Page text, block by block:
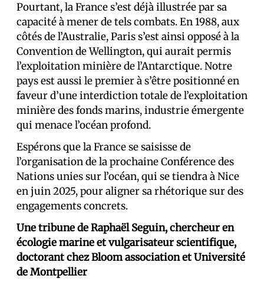
Pourtant, la France s’est déjà illustrée par sa
capacité à mener de tels combats. En 1988, aux
côtés de l’Australie, Paris s’est ainsi opposé à la
Convention de Wellington, qui aurait permis
l’exploitation minière de l’Antarctique. Notre
pays est aussi le premier à s’être positionné en
faveur d’une interdiction totale de l’exploitation
minière des fonds marins, industrie émergente
qui menace l’océan profond.
Espérons que la France se saisisse de
l’organisation de la prochaine Conférence des
Nations unies sur l’océan, qui se tiendra à Nice
en juin 2025, pour aligner sa rhétorique sur des
engagements concrets.
Une tribune de Raphaël Seguin, chercheur en
écologie marine et vulgarisateur scientifique,
doctorant chez Bloom association et Université
de Montpellier